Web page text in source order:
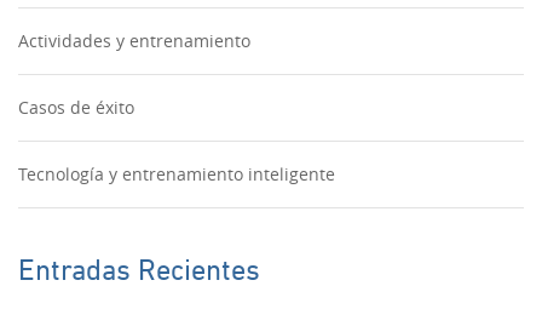
Actividades y entrenamiento
Casos de éxito
Tecnología y entrenamiento inteligente
Entradas Recientes